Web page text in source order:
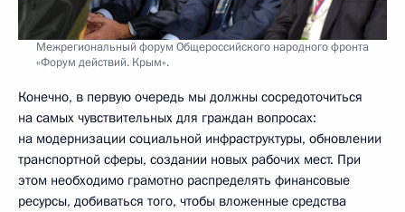
Межрегиональный форум Общероссийского народного фронта
«Форум действий. Крым».
Конечно, в первую очередь мы должны сосредоточиться
на самых чувствительных для граждан вопросах:
на модернизации социальной инфраструктуры, обновлении
транспортной сферы, создании новых рабочих мест. При
этом необходимо грамотно распределять финансовые
ресурсы, добиваться того, чтобы вложенные средства